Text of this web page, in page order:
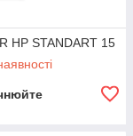
HP STANDART 15